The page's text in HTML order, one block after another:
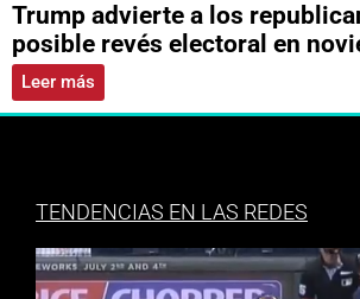
Trump advierte a los
posible revés electoral en
Leer más
TENDENCIAS EN LAS REDES